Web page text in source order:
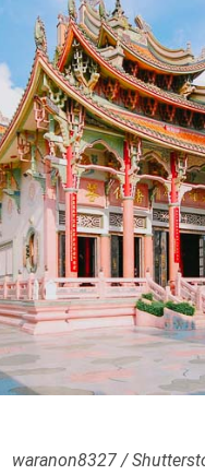
waranon8327 /